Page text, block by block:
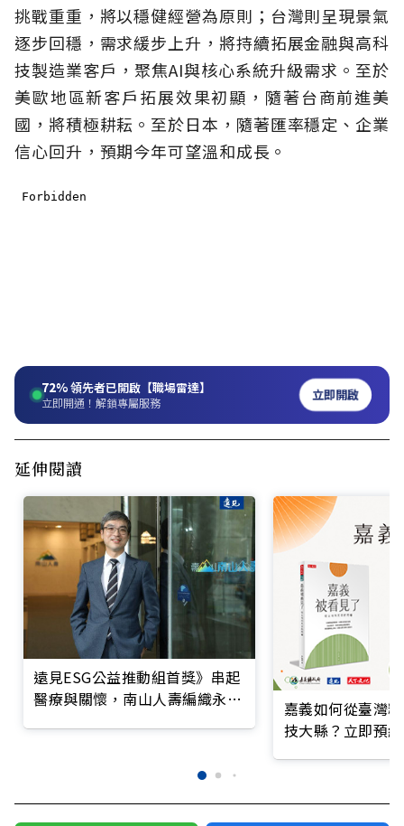
挑戰重重，將以穩健經營為原則；台灣則呈現景氣
逐步回穩，需求緩步上升，將持續拓展金融與高科
技製造業客戶，聚焦AI與核心系統升級需求。至於
美歐地區新客戶拓展效果初顯，隨著台商前進美
國，將積極耕耘。至於日本，隨著匯率穩定、企業
信心回升，預期今年可望溫和成長。
72%領先者已開啟【職場雷達】
立即開通！解鎖專屬服務 立即開啟
延伸閱讀
遠見ESG公益推動組首獎》串起
醫療與關懷，南山人壽編織永續
嘉義如何從臺灣
技大縣？立即預